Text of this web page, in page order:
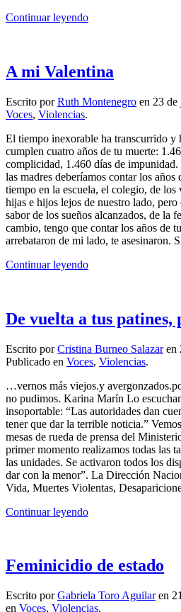
Continuar leyendo
A mi Valentina
Escrito porRuth Montenegro en 23 de
Voces, Violencias.
El tiempo inexorable ha transcurrido y
cumplen cuatro años de tu muerte:
complicidad, 1.460 días de
las madres deberíamos contar los años
tiempo en la escuela, el colegio, de
hijas e hijos lejos de nuestro lado,
sabor de los sueños alcanzados, de la
cambio, tengo que contar los años de
arrebataron de mi lado, te asesinaron.
Continuar leyendo
De vuelta a tus patines,
Escrito porCristina Burneo Salazaren
Publicado en Voces, Violencias.
…vernos más viejos.y
no pudimos. Karina Marín Lo
insoportable: “Las autoridades dan
tener que dar la terrible noticia.”
mesas de rueda de prensa del
primer momento realizamos todas las
las unidades. Se activaron todos los
dar con la menor”. La Dirección
Vida, Muertes Violentas,
Continuar leyendo
Feminicidio de estado
Escrito porGabriela Toro Aguilaren
en Voces, Violencias.